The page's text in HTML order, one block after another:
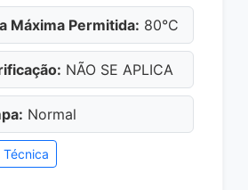
Máxima Permitida: 80°C
NÃO SE APLICA
Normal
Técnica